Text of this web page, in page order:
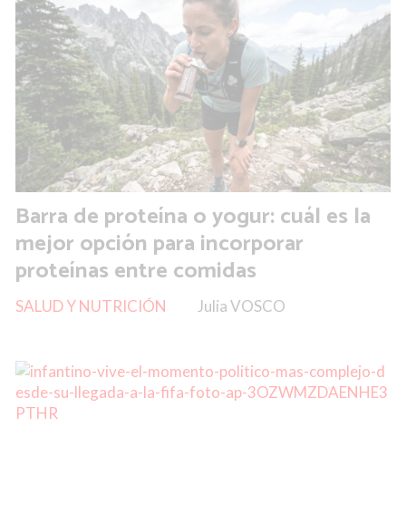
Barra de proteína o yogur: cuál es la
mejor opción para incorporar
proteínas entre comidas
Julia VOSCO
SALUD Y NUTRICIÓN